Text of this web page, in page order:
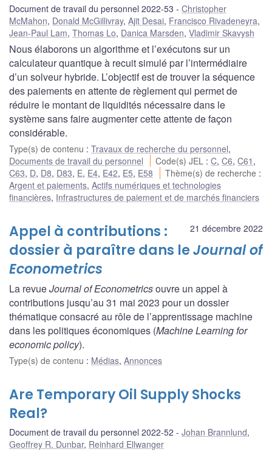
Document de travail du personnel 2022-53
Christopher
McMahon, Donald McGillivray, Ajit Desai, Francisco Rivadeneyra,
Jean-Paul Lam, Thomas Lo, Danica Marsden, Vladimir Skavysh
Nous élaborons un algorithme et l’exécutons sur un
calculateur quantique à recuit simulé par l’intermédiaire
d’un solveur hybride. L’objectif est de trouver la séquence
des paiements en attente de règlement qui permet de
réduire le montant de liquidités nécessaire dans le
système sans faire augmenter cette attente de façon
considérable.
Type(s) de contenu : Travaux de recherche du personnel,
Documents de travail du personnel
Code(s) JEL :C,C6,C61 ,
C63, D, D8, D83, E, E4, E42, E5, E58 Thème(s) de recherche :
Argent et paiements, Actifs numériques et technologies
financières, Infrastructures de paiement et de marchés financiers
21 décembre 2022
Appel à contributions :
dossier à paraître dans leJournal of
Econometrics
La revueJournal of Econometricsouvre un appel à
contributions jusqu’au 31 mai 2023 pour un dossier
thématique consacré au rôle de l’apprentissage machine
dans les politiques économiques (Machine Learning for
economic policy).
Type(s) de contenu : Médias, Annonces
Are Temporary Oil Supply Shocks
Real?
Document de travail du personnel 2022-52 Johan Brannlund,
Geoffrey R. Dunbar, Reinhard Ellwanger